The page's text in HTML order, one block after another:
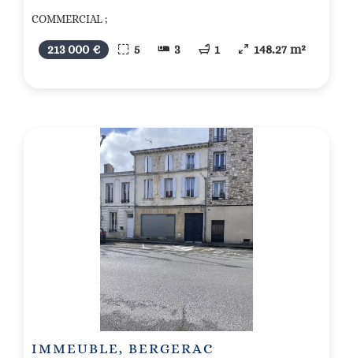
COMMERCIAL ;
213 000 € 5 3 1 148.27 m²
IMMEUBLE, BERGERAC